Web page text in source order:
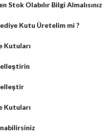
Stok Olabılır Bilgi Almalısınız
Kutu Üretelim mi ?
Kutuları
Kutuları